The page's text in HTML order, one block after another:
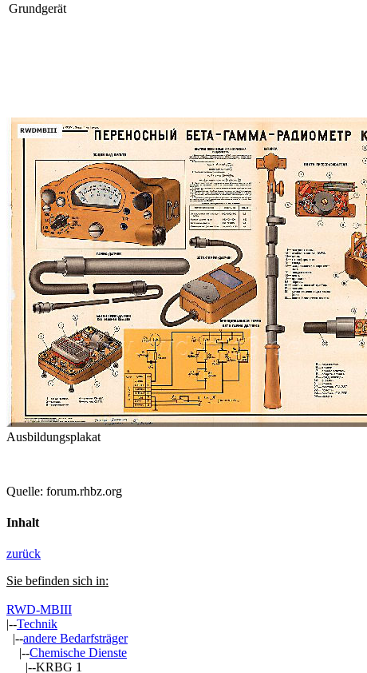
Grundgerät
Ausbildungsplakat
Quelle: forum.rhbz.org
Inhalt
zurück
Sie befinden sich in:
RWD-MBIII
|--Technik
|--andere Bedarfsträger
|--Chemische Dienste
|--KRBG 1